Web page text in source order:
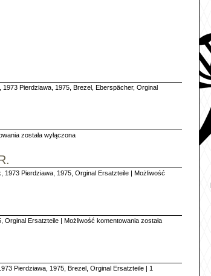
, 1973 Pierdziawa, 1975, Brezel , Eberspächer, Orginal
Raffay
została wyłączona
, 1973 Pierdziawa, 1975, Orginal Ersatzteile
Możliwość
, Orginal Ersatzteile Możliwość komentowania Części
została
Pierdziawa, 1975, Brezel , Orginal Ersatzteile
1